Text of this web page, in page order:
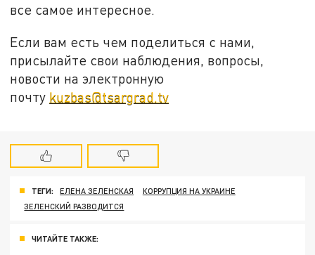
все самое интересное.
Если вам есть чем поделиться с нами,
присылайте свои наблюдения, вопросы,
новости на электронную
почту kuzbas@tsargrad.tv
ТЕГИ: ЕЛЕНА ЗЕЛЕНСКАЯ
КОРРУПЦИЯ НА УКРАИНЕ
ЗЕЛЕНСКИЙ РАЗВОДИТСЯ
ЧИТАЙТЕ ТАКЖЕ: